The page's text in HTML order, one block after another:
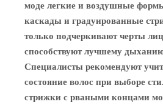
моде легкие и воздушные
каскады и градуированные
только подчеркивают черты
способствуют лучшему
Специалисты рекомендуют
состояние волос при выборе
стрижки с рваными концами